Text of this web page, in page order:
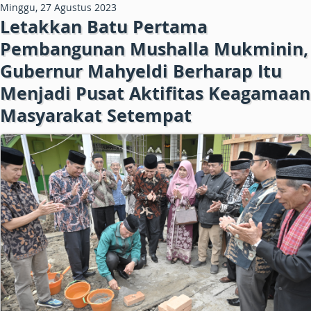
Minggu, 27 Agustus 2023
Letakkan Batu Pertama
Pembangunan Mushalla Mukminin,
Gubernur Mahyeldi Berharap Itu
Menjadi Pusat Aktifitas Keagamaan
Masyarakat Setempat